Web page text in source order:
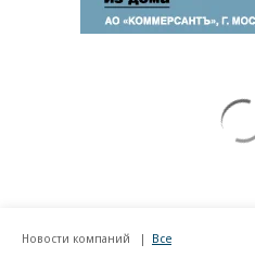
Новости компаний Все